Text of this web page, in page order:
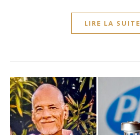
LIRE LA SUITE